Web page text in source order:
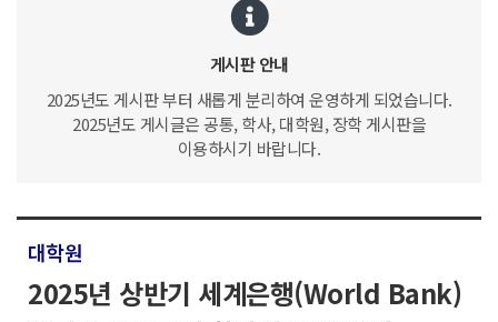
게시판 안내
2025년도 게시판 부터 새롭게 분리하여 운영하게 되었습니다.
2025년도 게시글은 공통, 학사, 대학원, 장학 게시판을
이용하시기 바랍니다.
대학원
2025년 상반기 세계은행(World Bank)